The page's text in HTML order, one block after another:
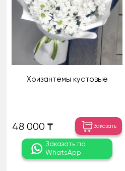
Хризантемы кустовые
48 000 ₸ Заказать
Заказать по
WhatsApp